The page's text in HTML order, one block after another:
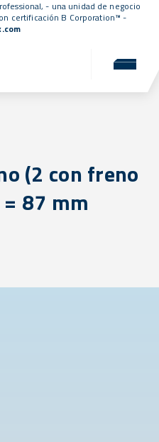
- una unidad de negocio
certificación B Corporation™ -
(2 con freno
87 mm